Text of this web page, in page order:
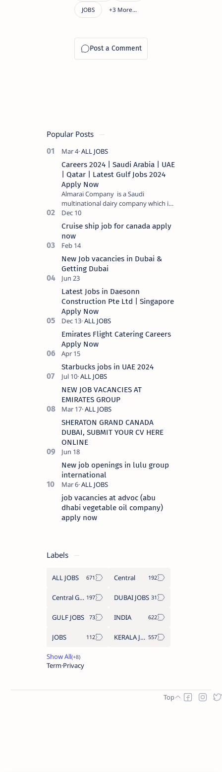
Popular Posts
Careers 2024 | Saudi Arabia | UAE
| Qatar | Latest Gulf Jobs 2024
Apply Now
Almarai Company is a Saudi
multinational dairy company which is
listed on the Tadawul stock exchange.
It specializes in food and bevera…
Cruise ship job for canada apply
now
New Job vacancies in Dubai &
Getting Dubai
Latest Jobs in Daesonn
Construction Pte Ltd | Singapore
Apply Now
Emirates Flight Catering Careers
Apply Now
Starbucks jobs in UAE 2024
NEW JOB VACANCIES AT
EMIRATES GROUP
SHERATON GRAND CANADA
DUBAI, SUBMIT YOUR CV HERE
ONLINE
New job openings in lulu group
international
job vacancies at advoc (abu
dhabi vegetable oil company)
apply now
Labels
ALL JOBS Central
Central Government Job DUBAI JOBS
GULF JOBS INDIA
JOBS KERALA JOBS
Term Privacy